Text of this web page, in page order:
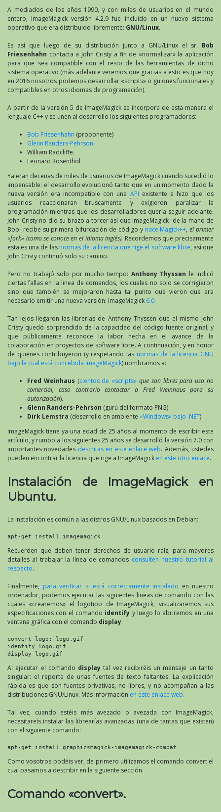
A mediados de los años 1990, y con miles de usuarios en el mundo
entero, ImageMagick versión 4.2.9 fue incluido en un nuevo sistema
operativo que era distribuido libremente: GNU/Linux.
Es así que luego de su distribución junto a GNU/Linux el sr. Bob
Friesenhahn contacta a John Cristy a fin de «normalizar» la aplicación
para que sea compatible con el resto de las herramientas de dicho
sistema operativo (más adelante veremos que gracias a esto es que hoy
en 2016 nosotros podemos desarrollar «scripts» o guiones funcionales y
compatibles en otros idiomas de programación).
A partir de la versión 5 de ImageMagick se incorpora de esta manera el
lenguaje C++ y se unen al desarrollo los siguientes programadores:
Bob Friesenhahn (proponente)
Glenn Randers-Pehrson.
William Radcliffe.
Leonard Rosenthol.
Ya eran decenas de miles de usuarios de ImageMagick cuando sucedió lo
impensable: el desarrollo evolucionó tanto que en un momento dado la
nueva versión era incompatible con una API existente e hizo que los
usuarios reaccionaran bruscamente y exigieron paralizar la
programación mientras que los desarrolladores quería seguir adelante.
John Cristy no dio su brazo a torcer así que ImageMagick -de la mano de
Bob- recibe su primera bifurcación de código y nace Magick++,el primer
«fork» (como se conoce en el idioma inglés). Recordemos que precisamente
esta es una de lasnormas de la licencia que rige el software libre, así que
John Cristy continuó solo su camino.
Pero no trabajó solo por mucho tiempo: Anthony Thyssen le indicó
ciertas fallas en la linea de comandos, los cuales no solo se corrigieron
sino que también se mejoraron hasta tal punto que vieron que era
necesario emitir una nueva versión: ImageMagick 6.0.
Tan lejos llegaron las librerías de Anthony Thyssen que el mismo John
Cristy quedó sorprendido de la capacidad del código fuente original, y
que públicamente reconoce la labor hecha en el avance de la
colaboración en proyectos de software libre. A continuación, y en honor
de quienes contribuyeron (y respetando las normas de la licencia GNU
bajo la cual está concebida ImageMagick) nombramos a:
Fred Weinhaus (cientos de «scripts» que son libres para uso no
comercial, caso contrario contactar a Fred Weinhaus para su
autorización).
Glenn Randers-Pehrson (gurú del formato PNG).
Dirk Lemstra (desarrollo en ambiente «Windows» bajo .NET)
ImageMagick tiene ya una edad de 25 años al momento de escribir este
artículo, y rumbo a los siguientes 25 años se desarrolló la versión 7.0 con
importantes novedades descritas en este enlace web. Además, ustedes
pueden encontrar la licencia que rige a ImageMagick en este otro enlace.
Instalación de ImageMagick en
Ubuntu.
La instalación es común a las distros GNU/Linux basados en Debian:
apt-get install imagemagick
Recuerden que deben tener derechos de usuario raíz, para mayores
detalles al trabajar la línea de comandos consulten nuestro tutorial al
respecto.
Finalmente, para verificar si está correctamente instalado en nuestro
ordenador, podemos ejecutar las siguientes lineas de comando con las
cuales «crearemos» el logotipo de ImageMagick, visualizaremos sus
especificaciones con el comando identify y luego lo abriremos en una
ventana gráfica con el comando display:
convert logo: logo.gif
identify logo.gif
display logo.gif
Al ejecutar el comando displaytal vez recibiréis un mensaje un tanto
singular: el reporte de unas fuentes de texto faltantes. La explicación
rápida es que son fuentes privativas, no libres, y no acompañan a las
distribuciones GNU/Linux. Más información en este enlace web.
Tal vez, cuando estéis más avezado o avezada con ImageMagick,
necesitareís instalar las librearías avanzadas (una de tantas que existen)
con el siguiente comando:
apt-get install graphicsmagick-imagemagick-compat
Como vosotros podéis ver, de primero utilizamos el comando convert el
cual pasamos a describir en la siguiente sección.
Comando «convert».